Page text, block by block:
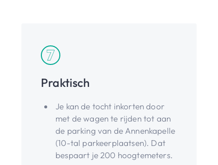
Praktisch
Je kan de tocht inkorten door
met de wagen te rijden tot aan
de parking van de Annenkapelle
(10-tal parkeerplaatsen). Dat
bespaart je 200 hoogtemeters.